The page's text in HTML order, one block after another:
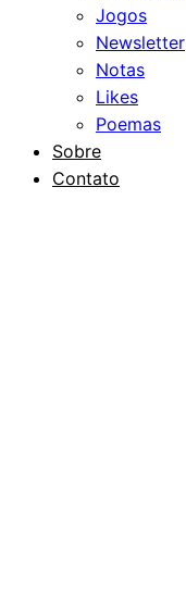
Jogos
Newsletter
Notas
Likes
Poemas
Sobre
Contato